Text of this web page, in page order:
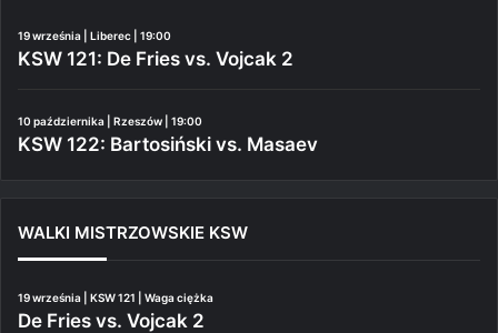
19 września | Liberec | 19:00
KSW 121: De Fries vs. Vojcak 2
10 października | Rzeszów | 19:00
KSW 122: Bartosiński vs. Masaev
WALKI MISTRZOWSKIE KSW
19 września | KSW 121 | Waga ciężka
De Fries vs. Vojcak 2